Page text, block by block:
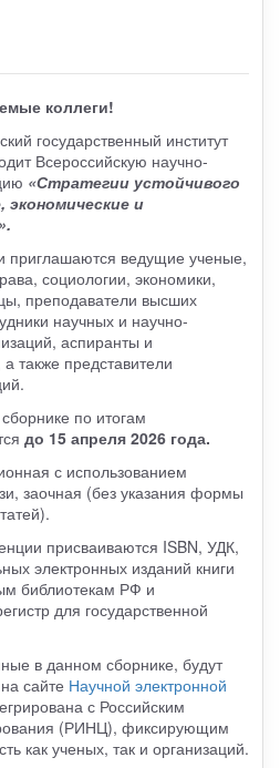
коллеги!
государственный институт
Всероссийскую научно-
«Стратегии устойчивого
и
приглашаются ведущие ученые,
социологии, экономики,
преподаватели высших
научных и научно-
аспиранты и
также представители
по итогам
до 15 апреля 2026 года.
с использованием
заочная (без указания формы
присваиваются ISBN, УДК,
электронных изданий книги
библиотекам РФ и
для государственной
в данном сборнике, будут
на сайте Научной электронной
с Российским
(РИНЦ), фиксирующим
как ученых, так и организаций.